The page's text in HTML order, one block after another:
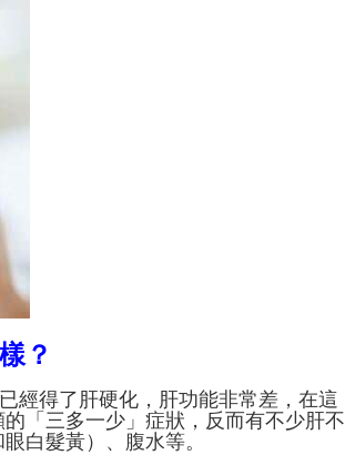
？
經得了肝硬化，肝功能非常差，在這
「三多一少」症狀，反而有不少肝不
白髮黃）、腹水等。